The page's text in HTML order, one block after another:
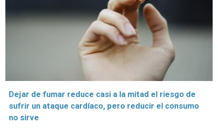
Dejar de fumar reduce casi a la mitad el riesgo de
sufrir un ataque cardíaco, pero reducir el consumo
no sirve